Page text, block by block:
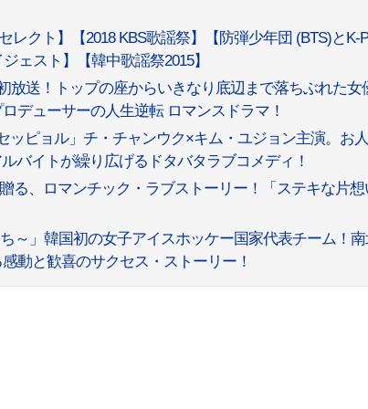
レクト】【2018 KBS歌謡祭】【防弾少年団 (BTS)とK-
ェスト】【韓中歌謡祭2015】
放送！トップの座からいきなり底辺まで落ちぶれた女
デューサーの人生逆転 ロマンスドラマ！
ッピョル」チ・チャンウク×キム・ユジョン主演。お
バイトが繰り広げるドタバタラブコメディ！
る、ロマンチック・ラブストーリー！「ステキな片想
～」韓国初の女子アイスホッケー国家代表チーム！
動と歓喜のサクセス・ストーリー！